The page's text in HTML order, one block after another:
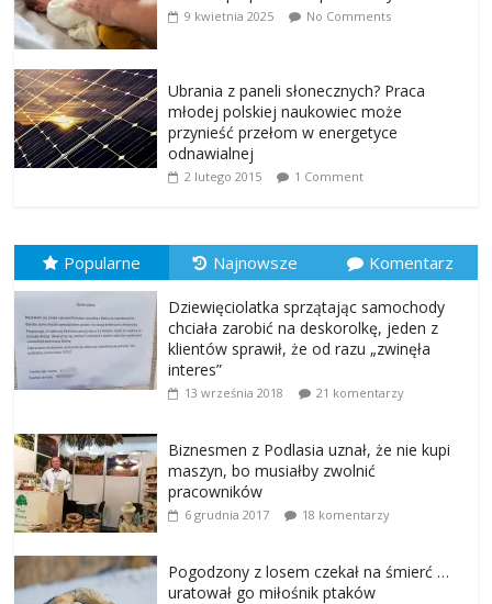
9 kwietnia 2025 No Comments
Ubrania z paneli słonecznych? Praca
młodej polskiej naukowiec może
przynieść przełom w energetyce
odnawialnej
2 lutego 2015 1 Comment
Popularne Najnowsze Komentarz
Dziewięciolatka sprzątając samochody
chciała zarobić na deskorolkę, jeden z
klientów sprawił, że od razu „zwinęła
interes”
13 września 2018 21 komentarzy
Biznesmen z Podlasia uznał, że nie kupi
maszyn, bo musiałby zwolnić
pracowników
6 grudnia 2017 18 komentarzy
Pogodzony z losem czekał na śmierć …
uratował go miłośnik ptaków